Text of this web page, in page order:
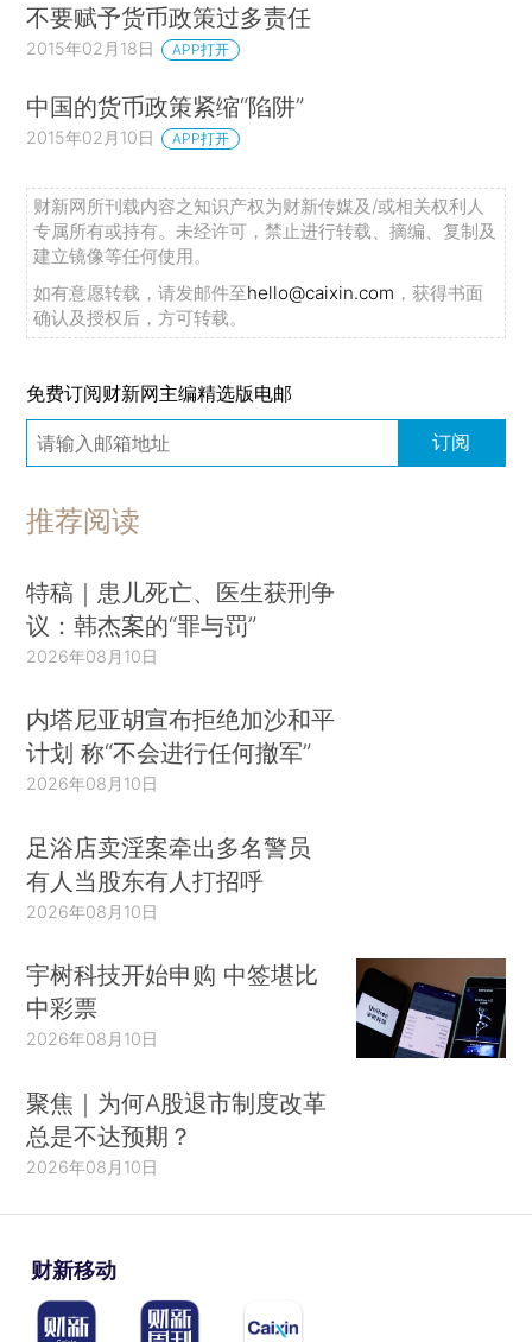
不要赋予货币政策过多责任
2015年02月18日 APP打开
中国的货币政策紧缩“陷阱”
2015年02月10日 APP打开
财新网所刊载内容之知识产权为财新传媒及/或相关权利人
专属所有或持有。未经许可，禁止进行转载、摘编、复制及
建立镜像等任何使用。
如有意愿转载，请发邮件至hello@caixin.com ，获得书面
确认及授权后，方可转载。
免费订阅财新网主编精选版电邮
订阅
推荐阅读
特稿｜患儿死亡、医生获刑争
议：韩杰案的“罪与罚”
2026年08月10日
内塔尼亚胡宣布拒绝加沙和平
计划 称“不会进行任何撤军”
2026年08月10日
足浴店卖淫案牵出多名警员
有人当股东有人打招呼
2026年08月10日
宇树科技开始申购 中签堪比
中彩票
2026年08月10日
聚焦｜为何A股退市制度改革
总是不达预期？
2026年08月10日
财新移动